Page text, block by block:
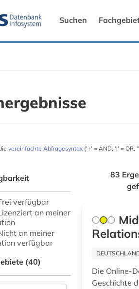
Suchen
vereinfachte Abfragesyntax ('+' = AND, '|' = OR,
verfügbar
an meiner
an meiner
verfügbar
(40)
83
Die Online-
Geschichte